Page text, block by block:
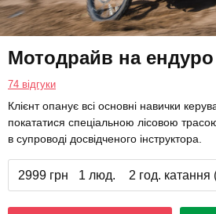
Мотодрайв на ендуро
74 відгуки
Клієнт опанує всі основні навички
покататися спеціальною лісовою
в супроводі досвідченого інструктора.
2999 грн 1 люд. 2 год. катання